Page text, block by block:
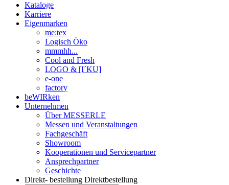
Kataloge
Karriere
Eigenmarken
me:tex
Logisch Öko
mmmhh...
Cool and Fresh
LOGO & [I´KU]
e-one
factory
beWIRken
Unternehmen
Über MESSERLE
Messen und Veranstaltungen
Fachgeschäft
Showroom
Kooperationen und Servicepartner
Ansprechpartner
Geschichte
Direkt- bestellung Direktbestellung